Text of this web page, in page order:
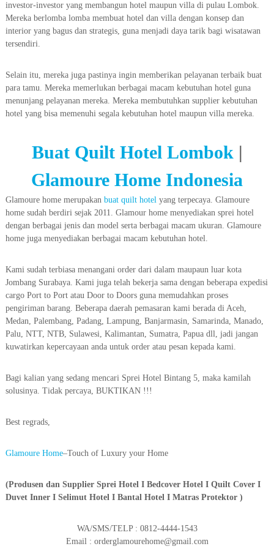
investor-investor yang membangun hotel maupun villa di pulau Lombok.
Mereka berlomba lomba membuat hotel dan villa dengan konsep dan
interior yang bagus dan strategis, guna menjadi daya tarik bagi wisatawan
tersendiri.
Selain itu, mereka juga pastinya ingin memberikan pelayanan terbaik buat
para tamu. Mereka memerlukan berbagai macam kebutuhan hotel guna
menunjang pelayanan mereka. Mereka membutuhkan supplier kebutuhan
hotel yang bisa memenuhi segala kebutuhan hotel maupun villa mereka.
Buat Quilt Hotel Lombok |
Glamoure Home Indonesia
Glamoure home merupakan buat quilt hotelyang terpecaya. Glamoure
home sudah berdiri sejak 2011. Glamour home menyediakan sprei hotel
dengan berbagai jenis dan model serta berbagai macam ukuran. Glamoure
home juga menyediakan berbagai macam kebutuhan hotel.
Kami sudah terbiasa menangani order dari dalam maupaun luar kota
Jombang Surabaya. Kami juga telah bekerja sama dengan beberapa expedisi
cargo Port to Port atau Door to Doors guna memudahkan proses
pengiriman barang. Beberapa daerah pemasaran kami berada di Aceh,
Medan, Palembang, Padang, Lampung, Banjarmasin, Samarinda, Manado,
Palu, NTT, NTB, Sulawesi, Kalimantan, Sumatra, Papua dll, jadi jangan
kuwatirkan kepercayaan anda untuk order atau pesan kepada kami.
Bagi kalian yang sedang mencari Sprei Hotel Bintang 5, maka kamilah
solusinya. Tidak percaya, BUKTIKAN !!!
Best regrads,
Glamoure Home–Touch of Luxury your Home
(Produsen dan Supplier Sprei Hotel I Bedcover Hotel I Quilt Cover I
Duvet Inner I Selimut Hotel I Bantal Hotel I Matras Protektor )
WA/SMS/TELP : 0812-4444-1543
Email : orderglamourehome@gmail.com